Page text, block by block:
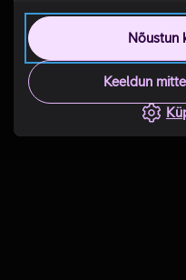
Nõustun
Keeldun